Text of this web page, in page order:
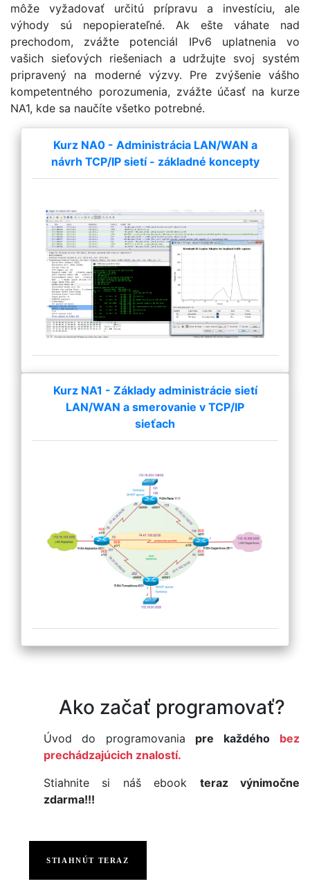
môže vyžadovať určitú prípravu a investíciu, ale
výhody sú nepopierateľné. Ak ešte váhate nad
prechodom, zvážte potenciál IPv6 uplatnenia vo
vašich sieťových riešeniach a udržujte svoj systém
pripravený na moderné výzvy. Pre zvýšenie vášho
kompetentného porozumenia, zvážte účasť na kurze
NA1, kde sa naučíte všetko potrebné.
Kurz NA0 - Administrácia LAN/WAN a
návrh TCP/IP sietí - základné koncepty
Kurz NA1 - Základy administrácie sietí
LAN/WAN a smerovanie v TCP/IP
sieťach
Ako začať programovať?
Úvod do programovania pre každého
bez
prechádzajúcich znalostí.
Stiahnite si náš ebook teraz výnimočne
zdarma!!!
STIAHNÚT TERAZ